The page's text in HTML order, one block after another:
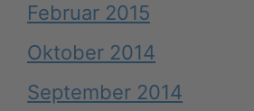
Februar 2015
Oktober 2014
September 2014